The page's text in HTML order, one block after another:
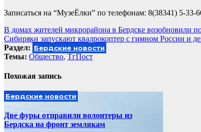
Записаться на “МузеЁлки” по телефонам: 8(38341) 5-33-
Навигация
по
записям
В домах жителей микрорайона в Бердске возобновили
Сибиряки запускают квадрокоптер с гимном России и
Раздел: Бердские новости
Темы: Общество, ТгПост
Похожая запись
Бердские новости
Две фуры отправили волонтеры из
Бердска на фронт землякам